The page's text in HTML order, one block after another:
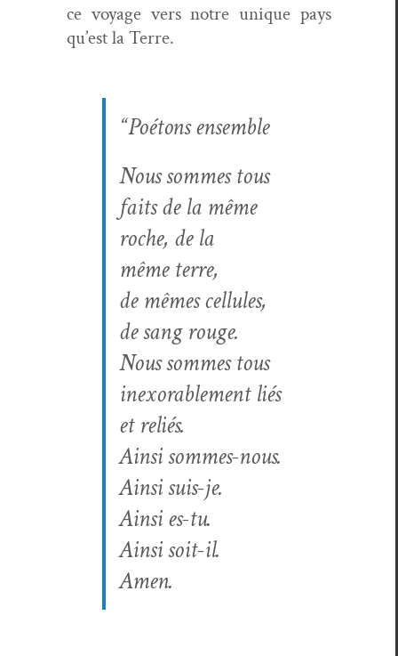
ce voy­age vers notre unique pays
qu’est la Terre.
“Poé­tons ensemble
Nous sommes tous
faits de la même
roche, de la
même terre,
de mêmes cel­lules,
de sang rouge.
Nous sommes tous
inex­orable­ment liés
et reliés.
Ain­si sommes-nous.
Ain­si suis-je.
Ain­si es-tu.
Ain­si soit-il.
Amen.